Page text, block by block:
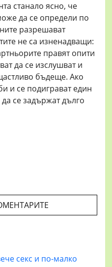
станало ясно, че
да се определи по
разрешават
не са изненадващи:
правят опити
да се изслушват и
бъдеще. Ако
и се подиграват един
се задържат дълго